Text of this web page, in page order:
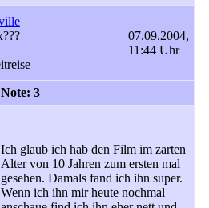
07.09.2004,
11:44 Uhr
Note: 3
Ich glaub ich hab den Film im zarten
Alter von 10 Jahren zum ersten mal
gesehen. Damals fand ich ihn super.
Wenn ich ihn mir heute nochmal